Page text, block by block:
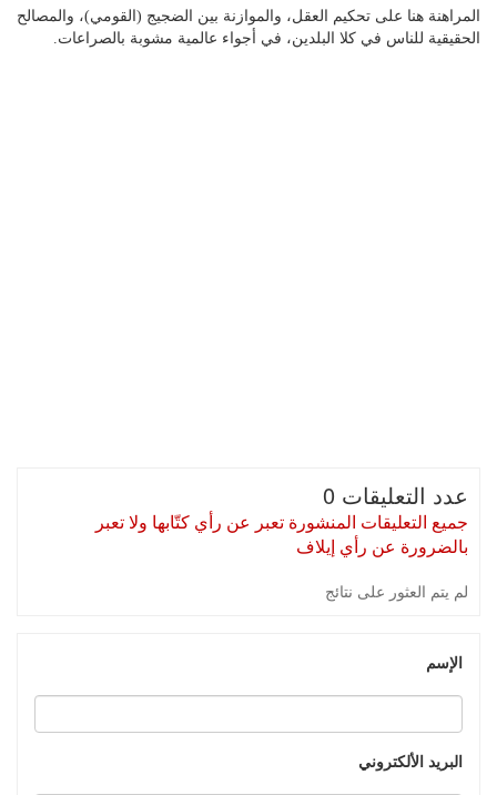
المراهنة هنا على تحكيم العقل، والموازنة بين الضجيج (القومي)، والمصالح
الحقيقية للناس في كلا البلدين، في أجواء عالمية مشوبة بالصراعات.
عدد التعليقات 0
جميع التعليقات المنشورة تعبر عن رأي كتّابها ولا تعبر
بالضرورة عن رأي إيلاف
لم يتم العثور على نتائج
الإسم
البريد الألكتروني